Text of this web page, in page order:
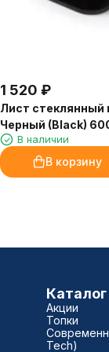
1 520 ₽
Лист стеклянный
Черный (Black)
В наличии
В корзину
Акции
Топки
Tech)